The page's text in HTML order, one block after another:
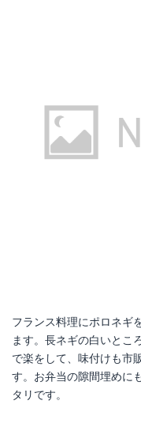
フランス料理にポロネギ
ます。長ネギの白いとこ
で楽をして、味付けも市
す。お弁当の隙間埋めに
タリです。